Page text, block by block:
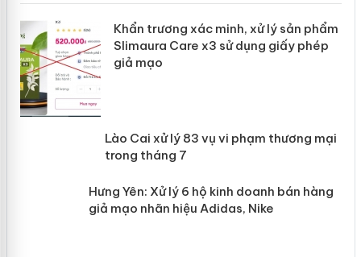
Khẩn trương xác minh, xử lý sản phẩm
Slimaura Care x3 sử dụng giấy phép
giả mạo
Lào Cai xử lý 83 vụ vi phạm thương
mại trong tháng 7